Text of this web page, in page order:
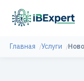
Главная Услуги